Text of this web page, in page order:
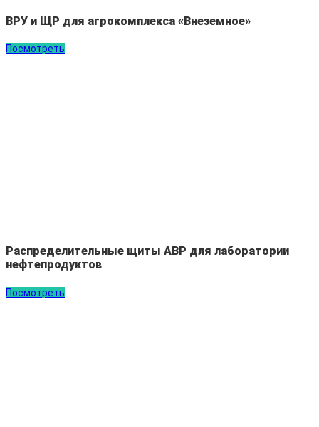
ВРУ и ЩР для агрокомплекса «Внеземное»
Посмотреть
Распределительные щиты АВР для лаборатории
нефтепродуктов
Посмотреть